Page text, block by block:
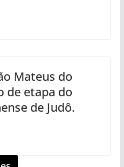
Mateus do
de etapa do
de Judô.